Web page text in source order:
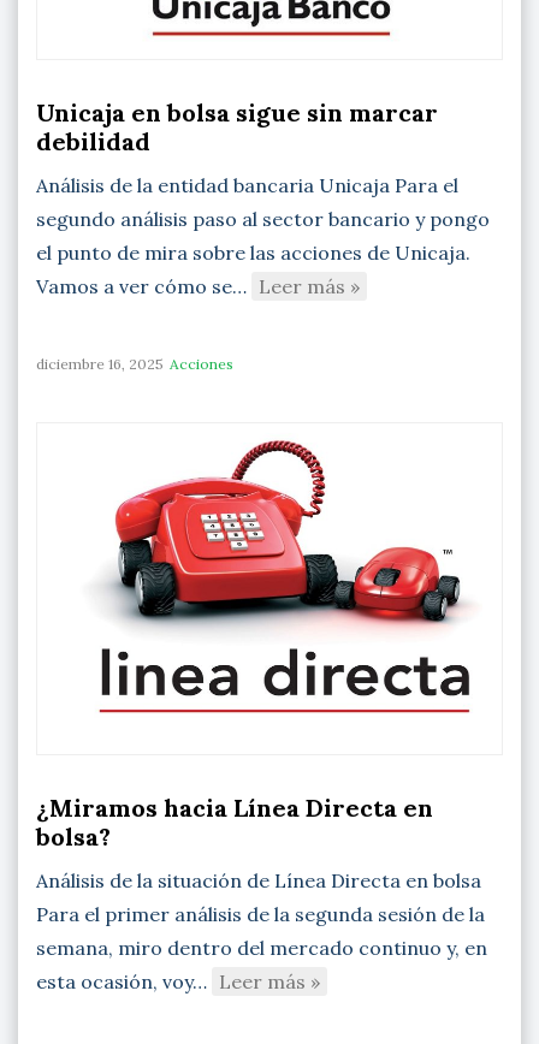
Unicaja en bolsa sigue sin marcar
debilidad
Análisis de la entidad bancaria Unicaja Para el
segundo análisis paso al sector bancario y pongo
el punto de mira sobre las acciones de Unicaja.
Vamos a ver cómo se… Leer más »
diciembre 16, 2025 Acciones
¿Miramos hacia Línea Directa en
bolsa?
Análisis de la situación de Línea Directa en bolsa
Para el primer análisis de la segunda sesión de la
semana, miro dentro del mercado continuo y, en
esta ocasión, voy… Leer más »